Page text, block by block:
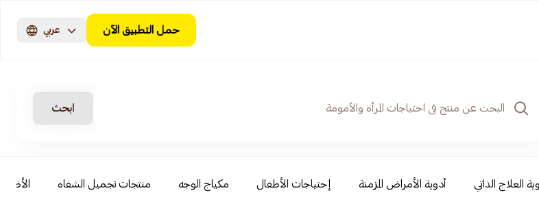
حمل التطبيق الآن عربي
ابحث
العلاج الذاتي أدوية الأمراض المزمنة إحتياجات الأطفال مكياج الوجه منتجات تجميل الشفاه الأظافر